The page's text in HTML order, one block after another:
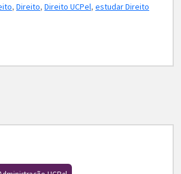
, Direito, Direito UCPel, estudar Direito